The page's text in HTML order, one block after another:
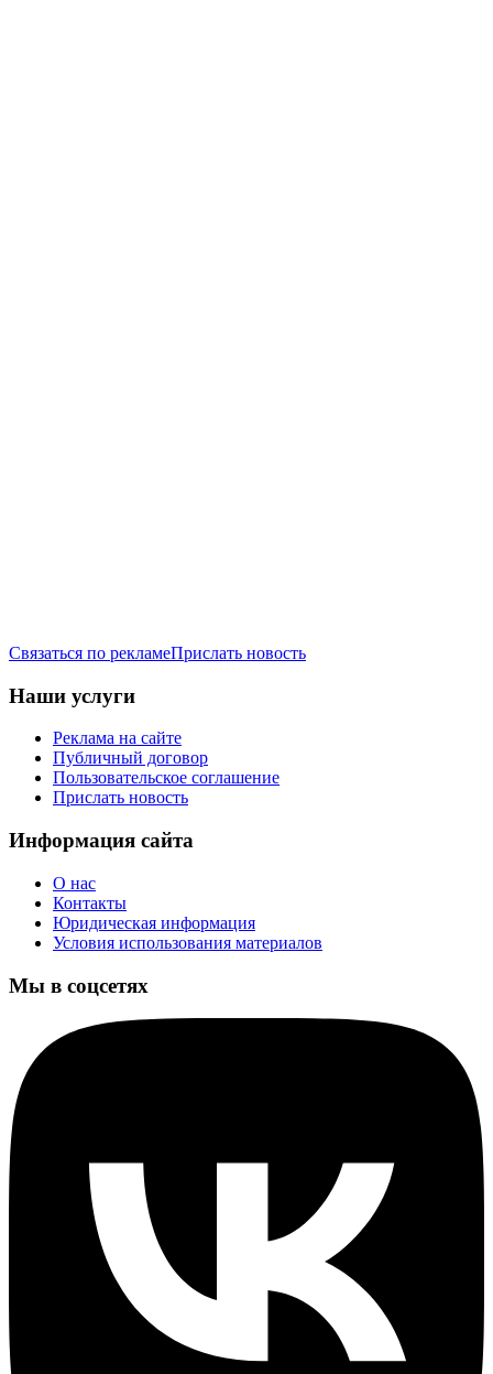
Связаться по рекламеПрислать новость
Наши услуги
Реклама на сайте
Публичный договор
Пользовательское соглашение
Прислать новость
Информация сайта
О нас
Контакты
Юридическая информация
Условия использования материалов
Мы в соцсетях